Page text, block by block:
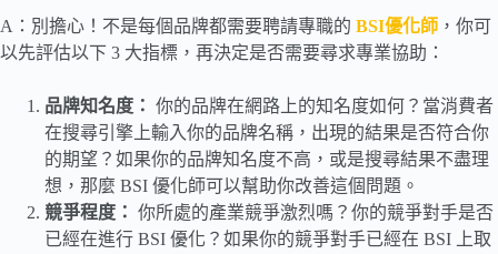
A：別擔心！不是每個品牌都需要聘請專職的 BSI優化師 ，你可
以先評估以下 3 大指標，再決定是否需要尋求專業協助：
品牌知名度： 你的品牌在網路上的知名度如何？當消費者
在搜尋引擎上輸入你的品牌名稱，出現的結果是否符合你
的期望？如果你的品牌知名度不高，或是搜尋結果不盡理
想，那麼 BSI 優化師可以幫助你改善這個問題。
競爭程度： 你所處的產業競爭激烈嗎？你的競爭對手是否
已經在進行 BSI 優化？如果你的競爭對手已經在 BSI 上取